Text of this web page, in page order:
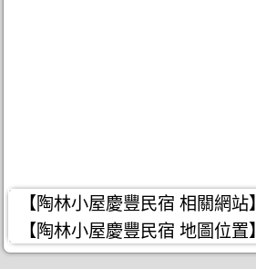
【陶林小屋慶豐民宿 相關網站】
【陶林小屋慶豐民宿 地圖位置】